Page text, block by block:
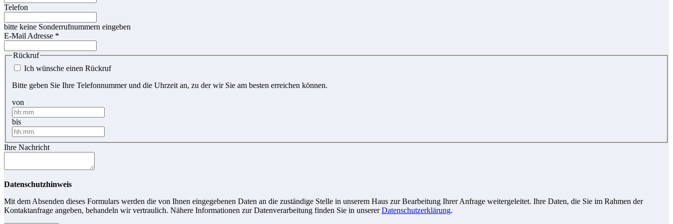
Telefon
bitte keine Sonderrufnummern eingeben
E-Mail Adresse *
Rückruf
Ich wünsche einen Rückruf
Bitte geben Sie Ihre Telefonnummer und die Uhrzeit an, zu der wir Sie am besten erreichen können.
von
bis
Ihre Nachricht
Datenschutzhinweis
Mit dem Absenden dieses Formulars werden die von Ihnen eingegebenen Daten an die zuständige Stelle in unserem Haus zur Bearbeitung Ihrer Anfrage weitergeleitet. Ihre Daten, die Sie im Rahmen der
Kontaktanfrage angeben, behandeln wir vertraulich. Nähere Informationen zur Datenverarbeitung finden Sie in unsererDatenschutzerklärung.